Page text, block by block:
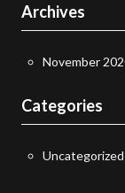
Archives
November
Categories
Uncategorized